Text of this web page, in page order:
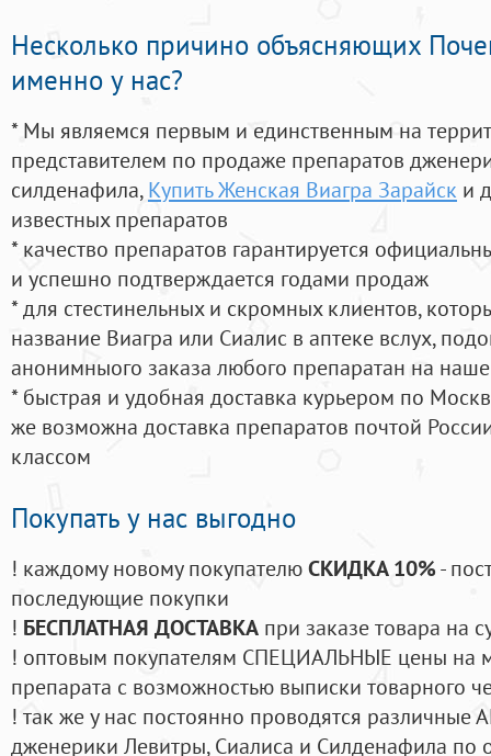
Несколько причино объясняющих
именно у нас?
* Мы являемся первым и единственным на
представителем по продаже препаратов
силденафила, Купить Женская Виагра Зарайск и
известных препаратов
* качество препаратов гарантируется
и успешно подтверждается годами продаж
* для стестинельных и скромных клиентов,
название Виагра или Сиалис в аптеке вслух,
анонимныого заказа любого препаратан на
* быстрая и удобная доставка курьером по
же возможна доставка препаратов почтой
классом
Покупать у нас выгодно
! каждому новому покупателюСКИДКА 10%-
последующие покупки
! БЕСПЛАТНАЯ ДОСТАВКА при заказе товара на
! оптовым покупателям СПЕЦИАЛЬНЫЕ цены на
препарата с возможностью выписки товарного
! так же у нас постоянно проводятся
дженерики Левитры, Сиалиса и Силденафила по